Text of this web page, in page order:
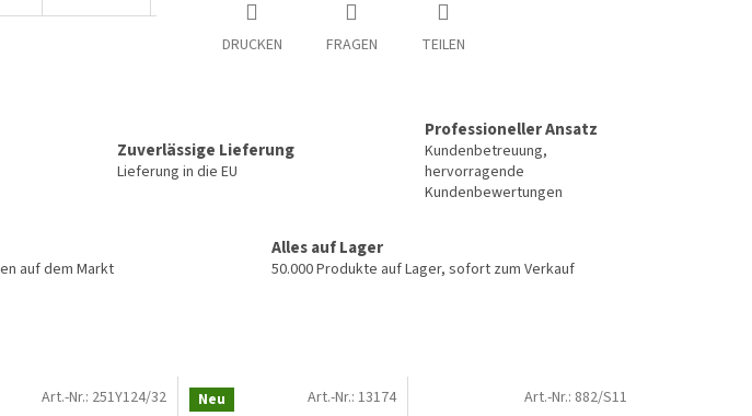
DRUCKEN FRAGEN TEILEN
Zuverlässige Lieferung
Lieferung in die EU
Professioneller Ansatz
Kundenbetreuung,
hervorragende
Kundenbewertungen
auf dem Markt
Alles auf Lager
50.000 Produkte auf Lager, sofort zum Verkauf
Art.-Nr.: 251Y124/32 Neu Art.-Nr.:13174 Art.-Nr.: 882/S11